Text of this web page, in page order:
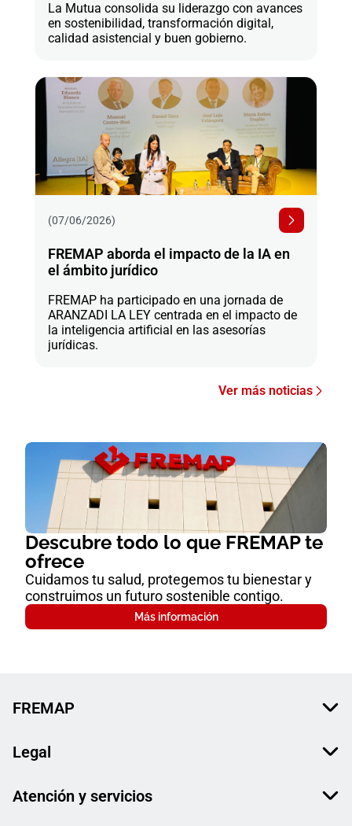
La Mutua consolida su liderazgo con avances
en sostenibilidad, transformación digital,
calidad asistencial y buen gobierno.
(07/06/2026)
FREMAP aborda el impacto de la IA en
el ámbito jurídico
FREMAP ha participado en una jornada de
ARANZADI LA LEY centrada en el impacto de
la inteligencia artificial en las asesorías
jurídicas.
Ver más noticias
Descubre todo lo que FREMAP te
ofrece
Cuidamos tu salud, protegemos tu bienestar y
construimos un futuro sostenible contigo.
Más información
FREMAP
Legal
Atención y servicios